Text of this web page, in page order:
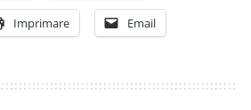
Imprimare Email